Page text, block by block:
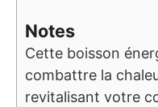
Notes
Cette boisson
combattre la
revitalisant votre